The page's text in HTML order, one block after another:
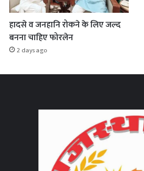
हादसे व जनहानि रोकने के लिए जल्द
बनना चाहिए फोरलेन
2 days ago